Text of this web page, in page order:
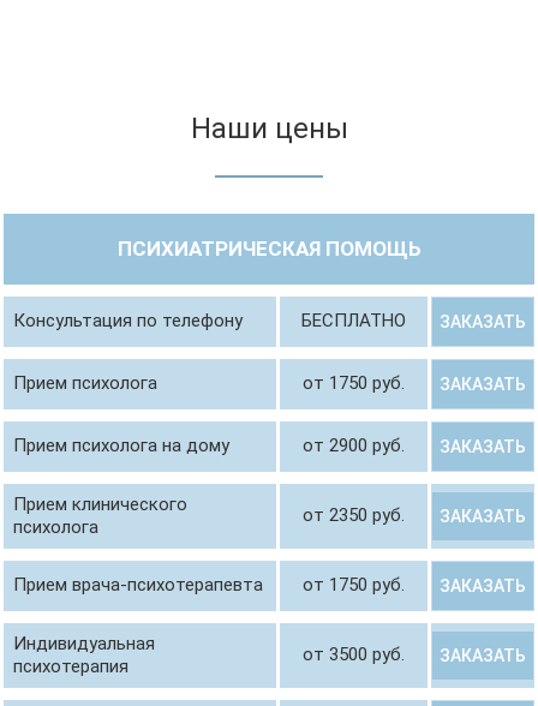
Наши цены
ПСИХИАТРИЧЕСКАЯ ПОМОЩЬ
Консультация по телефону БЕСПЛАТНО ЗАКАЗАТЬ
Прием психолога от 1750 руб. ЗАКАЗАТЬ
Прием психолога на дому от 2900 руб. ЗАКАЗАТЬ
Прием клинического
психолога
от 2350 руб. ЗАКАЗАТЬ
Прием врача-психотерапевта от 1750 руб. ЗАКАЗАТЬ
Индивидуальная
психотерапия
от 3500 руб. ЗАКАЗАТЬ